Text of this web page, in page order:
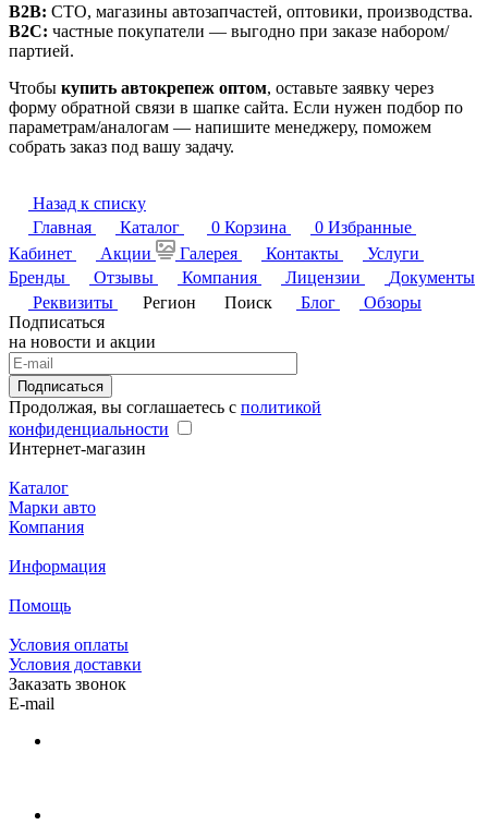
B2B: СТО, магазины автозапчастей, оптовики, производства.
B2C: частные покупатели — выгодно при заказе набором/
партией.
Чтобы купить автокрепеж оптом, оставьте заявку через
форму обратной связи в шапке сайта. Если нужен подбор по
параметрам/аналогам — напишите менеджеру, поможем
собрать заказ под вашу задачу.
Назад к списку
Главная
Каталог 0 Корзина 0 Избранные
Кабинет
Акции Галерея Контакты
Услуги
Бренды
Отзывы Компания Лицензии
Документы
Реквизиты
Регион Поиск Блог
Обзоры
Подписаться
на новости и акции
Подписаться
Продолжая, вы соглашаетесь с политикой
конфиденциальности
Интернет-магазин
Каталог
Марки авто
Компания
Информация
Помощь
Условия оплаты
Условия доставки
Заказать звонок
E-mail